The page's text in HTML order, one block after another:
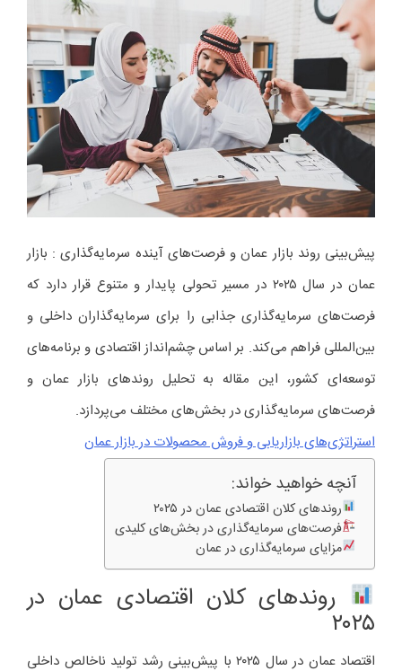
پیش‌بینی روند بازار عمان و فرصت‌های آینده سرمایه‌گذاری : بازار
عمان در سال ۲۰۲۵ در مسیر تحولی پایدار و متنوع قرار دارد که
فرصت‌های سرمایه‌گذاری جذابی را برای سرمایه‌گذاران داخلی و
بین‌المللی فراهم می‌کند. بر اساس چشم‌انداز اقتصادی و برنامه‌های
توسعه‌ای کشور، این مقاله به تحلیل روندهای بازار عمان و
فرصت‌های سرمایه‌گذاری در بخش‌های مختلف می‌پردازد.
استراتژی‌های بازاریابی و فروش محصولات در بازار عمان
آنچه خواهید خواند:
روندهای کلان اقتصادی عمان در ۲۰۲۵
فرصت‌های سرمایه‌گذاری در بخش‌های کلیدی
مزایای سرمایه‌گذاری در عمان
روندهای کلان اقتصادی عمان در
۲۰۲۵
اقتصاد عمان در سال ۲۰۲۵ با پیش‌بینی رشد تولید ناخالص داخلی